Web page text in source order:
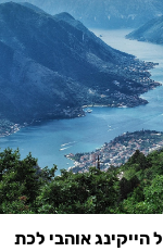
הייקינג אוהבי לכת